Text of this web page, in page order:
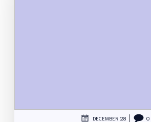
DECEMBER 28 0